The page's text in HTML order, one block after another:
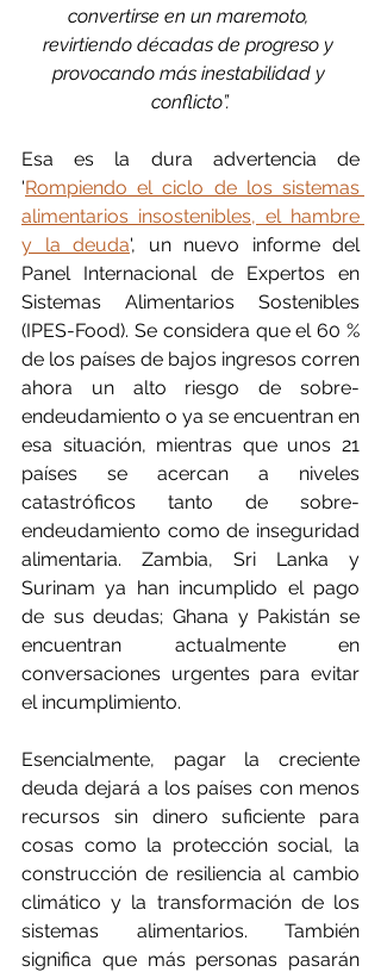
convertirse en un maremoto,
revirtiendo décadas de progreso y
provocando más inestabilidad y
conflicto”.
Esa es la dura advertencia de
'Rompiendo el ciclo de los sistemas
alimentarios insostenibles, el hambre
y la deuda', un nuevo informe del
Panel Internacional de Expertos en
Sistemas Alimentarios Sostenibles
(IPES-Food). Se considera que el 60 %
de los países de bajos ingresos corren
ahora un alto riesgo de sobre-
endeudamiento o ya se encuentran en
esa situación, mientras que unos 21
países se acercan a niveles
catastróficos tanto de sobre-
endeudamiento como de inseguridad
alimentaria. Zambia, Sri Lanka y
Surinam ya han incumplido el pago
de sus deudas; Ghana y Pakistán se
encuentran actualmente en
conversaciones urgentes para evitar
el incumplimiento.
Esencialmente, pagar la creciente
deuda dejará a los países con menos
recursos sin dinero suficiente para
cosas como la protección social, la
construcción de resiliencia al cambio
climático y la transformación de los
sistemas alimentarios. También
significa que más personas pasarán